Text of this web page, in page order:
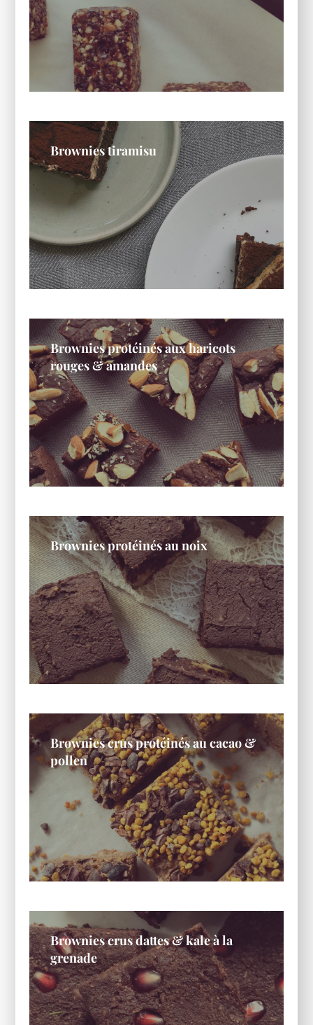
Brownies tiramisu
Brownies protéinés aux haricots
rouges & amandes
Brownies protéinés au noix
Brownies crus protéinés au cacao &
pollen
Brownies crus dattes & kale à la
grenade